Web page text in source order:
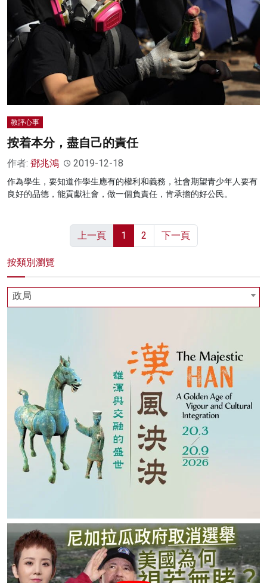
教評心事
按着本分，盡自己的責任
作者: 鄧兆鴻 2019-12-18
作為學生，要知道作學生應有的權利和義務，社會期望青少年人要有
良好的品德，能貢獻社會，做一個負責任，肯承擔的好公民。
上一頁 1 2 下一頁
按類別瀏覽
政局